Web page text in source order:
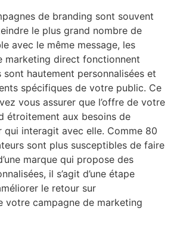
de branding sont souvent
le plus grand nombre de
avec le même message, les
marketing direct fonctionnent
sont hautement personnalisées et
spécifiques de votre public. Ce
vous assurer que l’offre de votre
étroitement aux besoins de
qui interagit avec elle. Comme 80
sont plus susceptibles de faire
marque qui propose des
il s’agit d’une étape
le retour sur
votre campagne de marketing